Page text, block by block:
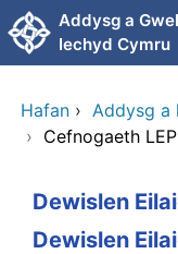
Neidio i'r prif gynnwy
Addysg a
Iechyd Cymru
Hafan › Addysg a
› Cefnogaeth
Dewislen
Dewislen